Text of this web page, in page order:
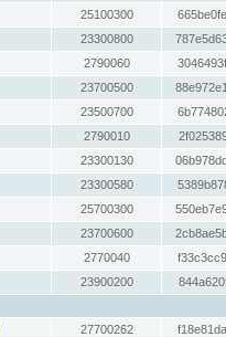
25100300
23300800
2790060
23700500
23500700
2790010
23300130
23300580
25700300
23700600
2770040
23900200
27700262